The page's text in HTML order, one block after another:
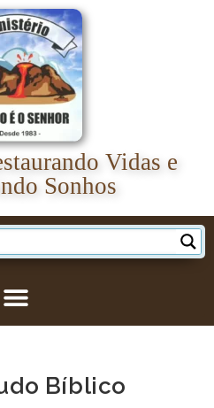
Vidas e
Sonhos
Bíblico